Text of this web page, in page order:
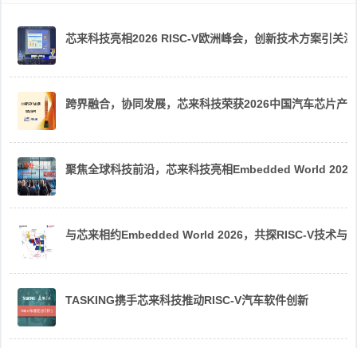
芯来科技亮相2026 RISC-V欧洲峰会，创新技术方案引关注
跨界融合，协同发展，芯来科技荣获2026中国汽车芯片产
聚焦全球科技前沿，芯来科技亮相Embedded World 2026
与芯来相约Embedded World 2026，共探RISC-V技术与
TASKING携手芯来科技推动RISC-V汽车软件创新